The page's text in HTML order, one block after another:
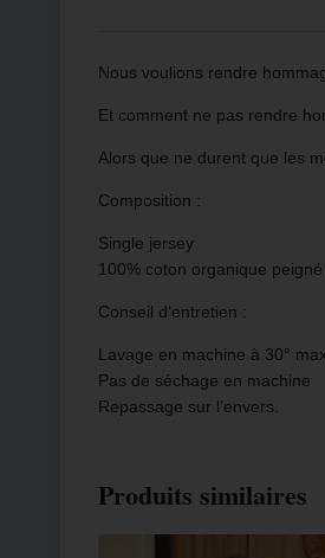
Nous voulions rendre
Et comment ne pas rendre
Alors que ne durent que les
Composition :
Single jersey
100% coton organique
Conseil d’entretien :
Lavage en machine à 30°
Pas de séchage en machine
Repassage sur l’envers.
Produits similaires